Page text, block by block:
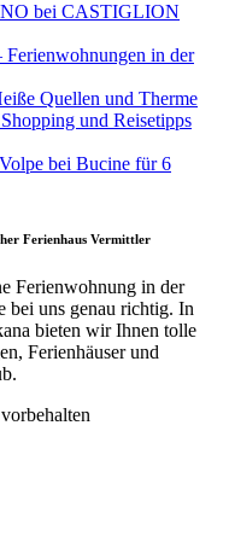
bei CASTIGLION
in der
Quellen und Therme
und Reisetipps
bei Bucine für 6
Ferienhaus Vermittler
Ferienwohnung in der
bei uns genau richtig. In
bieten wir Ihnen tolle
Ferienhäuser und